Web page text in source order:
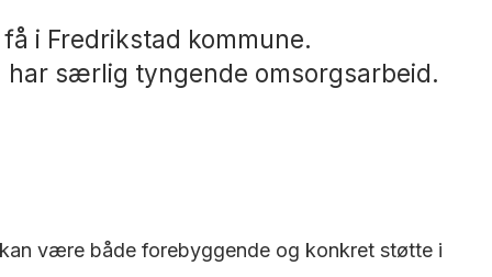
i Fredrikstad kommune.
har særlig tyngende omsorgsarbeid.
være både forebyggende og konkret støtte i